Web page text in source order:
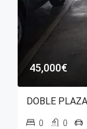
45,000€
0 0